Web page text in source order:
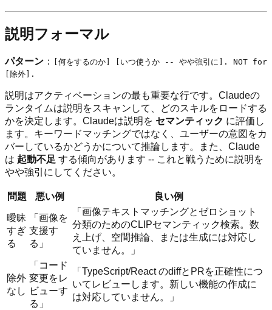
説明フォーマル
パターン ：
[何をするのか] [いつ使うか -- やや強引に]. NOT for
[除外].
説明はアクティベーションの最も重要な行です。Claudeの
ランタイムは説明をスキャンして、どのスキルをロードする
かを決定します。Claudeは説明を セマンティック に評価し
ます。キーワードマッチングではなく、ユーザーの意図をカ
バーしているかどうかについて推論します。また、Claude
は 起動不足 する傾向があります -- これと戦うために説明を
やや強引にしてください。
問題 悪い例 良い例
曖昧
すぎ
る
「画像を
支援す
る」
「画像テキストマッチングとゼロショット
分類のためのCLIPセマンティック検索。数
え上げ、空間推論、または生成には対応し
ていません。」
除外
なし
「コード
変更をレ
ビューす
る」
「TypeScript/React のdiffとPRを正確性につ
いてレビューします。新しい機能の作成に
は対応していません。」